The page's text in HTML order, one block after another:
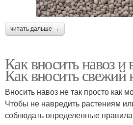
читать дальше →
Как вносить навоз и
Как вносить свежий
Вносить навоз не так просто как
Чтобы не навредить растениям
соблюдать определенные